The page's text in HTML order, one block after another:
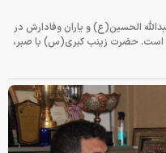
الحسین(ع) و یاران وفادارش در
است. حضرت زینب کبری(س) با صبر،